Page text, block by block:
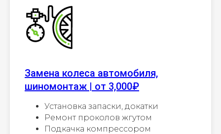
Замена колеса автомобиля,
шиномонтаж | от 3,000₽
Установка запаски, докатки
Ремонт проколов жгутом
Подкачка компрессором